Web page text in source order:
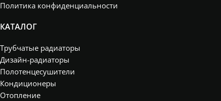
Политика конфиденциальности
КАТАЛОГ
Трубчатые радиаторы
Дизайн-радиаторы
Полотенцесушители
Кондиционеры
Отопление